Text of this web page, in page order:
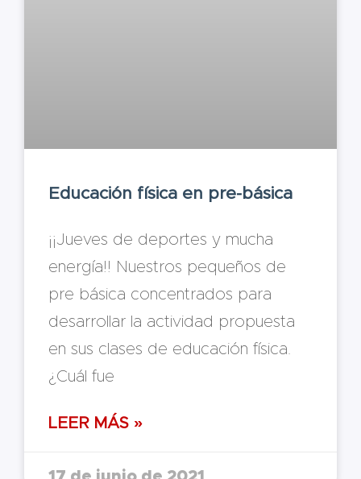
Educación física en pre-básica
¡¡Jueves de deportes y mucha
energía!! Nuestros pequeños de
pre básica concentrados para
desarrollar la actividad propuesta
en sus clases de educación física.
¿Cuál fue
LEER MÁS »